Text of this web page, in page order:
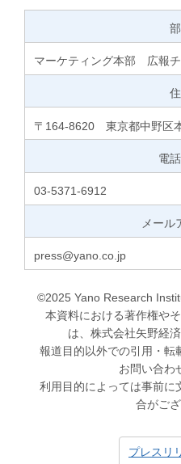
マーケティング本部 広報
〒164-8620 東京都中野区
電
03-5371-6912
メール
press@yano.co.jp
©2025 Yano Research
本資料における著作権やそ
は、株式会社矢野経
報道目的以外での引用・転
お問い合わ
利用目的によっては事前に
合がござ
プレスリ